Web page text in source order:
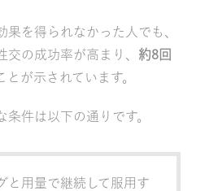
を得られなかった人でも、
交の成功率が高まり、 約8回
が示されています。
件は以下の通りです。
と用量で継続して服用す